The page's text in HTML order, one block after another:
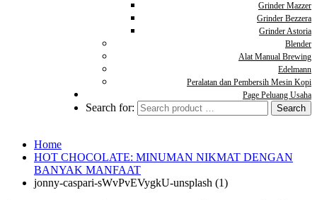
Grinder Mazzer
Grinder Bezzera
Grinder Astoria
Blender
Alat Manual Brewing
Edelmann
Peralatan dan Pembersih Mesin Kopi
Page Peluang Usaha
Search for:
Home
HOT CHOCOLATE: MINUMAN NIKMAT DENGAN
BANYAK MANFAAT
jonny-caspari-sWvPvEVygkU-unsplash (1)